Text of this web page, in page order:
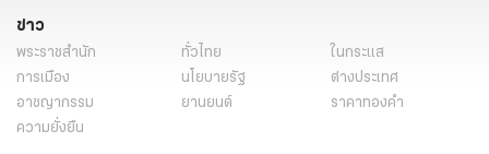
ข่าว
พระราชสำนัก ทั่วไทย
ในกระแส
การเมือง
นโยบายรัฐ
ต่างประเทศ
อาชญากรรม
ยานยนต์
ราคาทองคำ
ความยั่งยืน